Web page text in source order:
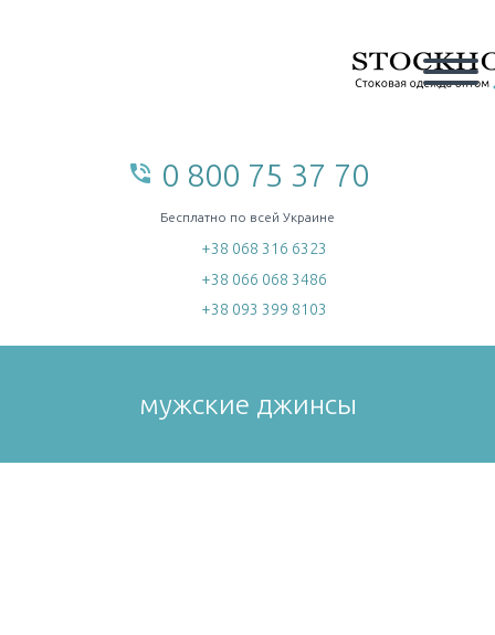
phone_in_talk 0 800 75 37 70
Бесплатно по всей Украине
+38 068 316 6323
+38 066 068 3486
+38 093 399 8103
мужские джинсы